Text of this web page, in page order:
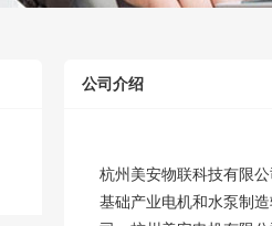
公司介绍
杭州美安物联科技有限
基础产业电机和水泵制